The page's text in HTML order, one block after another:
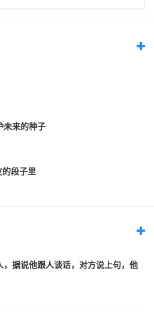
未来的种子
的段子里
据说他跟人谈话，对方说上句，他